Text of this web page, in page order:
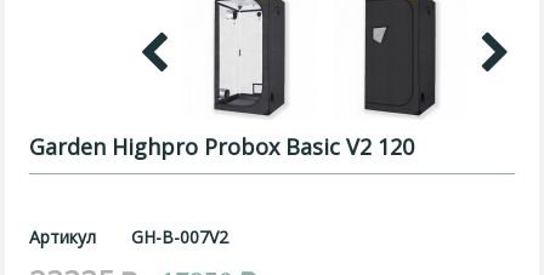
Garden Highpro Probox Basic V2 120
Артикул GH-B-007V2